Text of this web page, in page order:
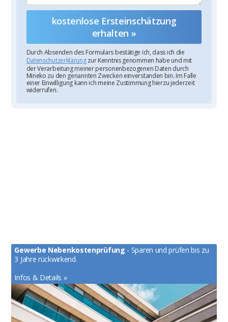
Gewerbe Nebenkostenprüfung - Sparen und prüfen bis zu
3 Jahre rückwirkend.
Infos & Details »
Durch Absenden des Formulars bestätige ich, dass ich die
Datenschutzerklärungzur Kenntnis genommen habe und mit
der Verarbeitung meiner personenbezogenen Daten durch
Mineko zu den genannten Zwecken einverstanden bin. Im Falle
einer Einwilligung kann ich meine Zustimmung hierzu jederzeit
widerrufen.
weitere Artikel für Gewerbemieter
zu allen Gewerbe Ratgeber Artikeln »